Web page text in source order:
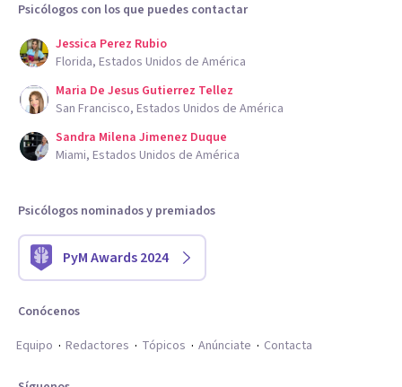
Psicólogos con los que puedes contactar
Jessica Perez Rubio
Florida, Estados Unidos de América
Maria De Jesus Gutierrez Tellez
San Francisco, Estados Unidos de América
Sandra Milena Jimenez Duque
Miami, Estados Unidos de América
Psicólogos nominados y premiados
PyM Awards 2024
Conócenos
Equipo
Redactores Tópicos Anúnciate Contacta